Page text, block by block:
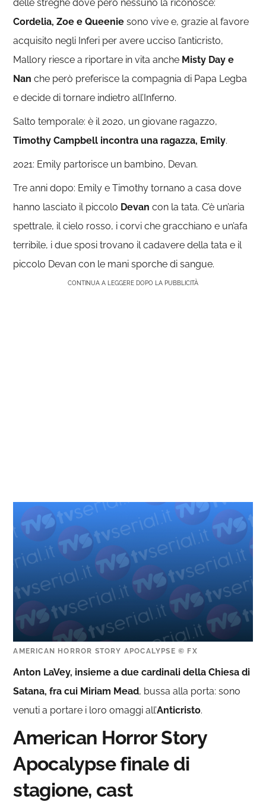
delle streghe dove però nessuno la riconosce:
Cordelia, Zoe e Queenie sono vive e, grazie al favore
acquisito negli Inferi per avere ucciso l’anticristo,
Mallory riesce a riportare in vita anche Misty Day e
Nan che però preferisce la compagnia di Papa Legba
e decide di tornare indietro all’Inferno.
Salto temporale: è il 2020, un giovane ragazzo,
Timothy Campbell incontra una ragazza, Emily.
2021: Emily partorisce un bambino, Devan.
Tre anni dopo: Emily e Timothy tornano a casa dove
hanno lasciato il piccolo Devan con la tata. C’è un’aria
spettrale, il cielo rosso, i corvi che gracchiano e un’afa
terribile, i due sposi trovano il cadavere della tata e il
piccolo Devan con le mani sporche di sangue.
CONTINUA A LEGGERE DOPO LA PUBBLICITÀ
AMERICAN HORROR STORY APOCALYPSE © FX
Anton LaVey, insieme a due cardinali della Chiesa di
Satana, fra cui Miriam Mead, bussa alla porta: sono
venuti a portare i loro omaggi all’Anticristo.
American Horror Story
Apocalypse finale di
stagione, cast